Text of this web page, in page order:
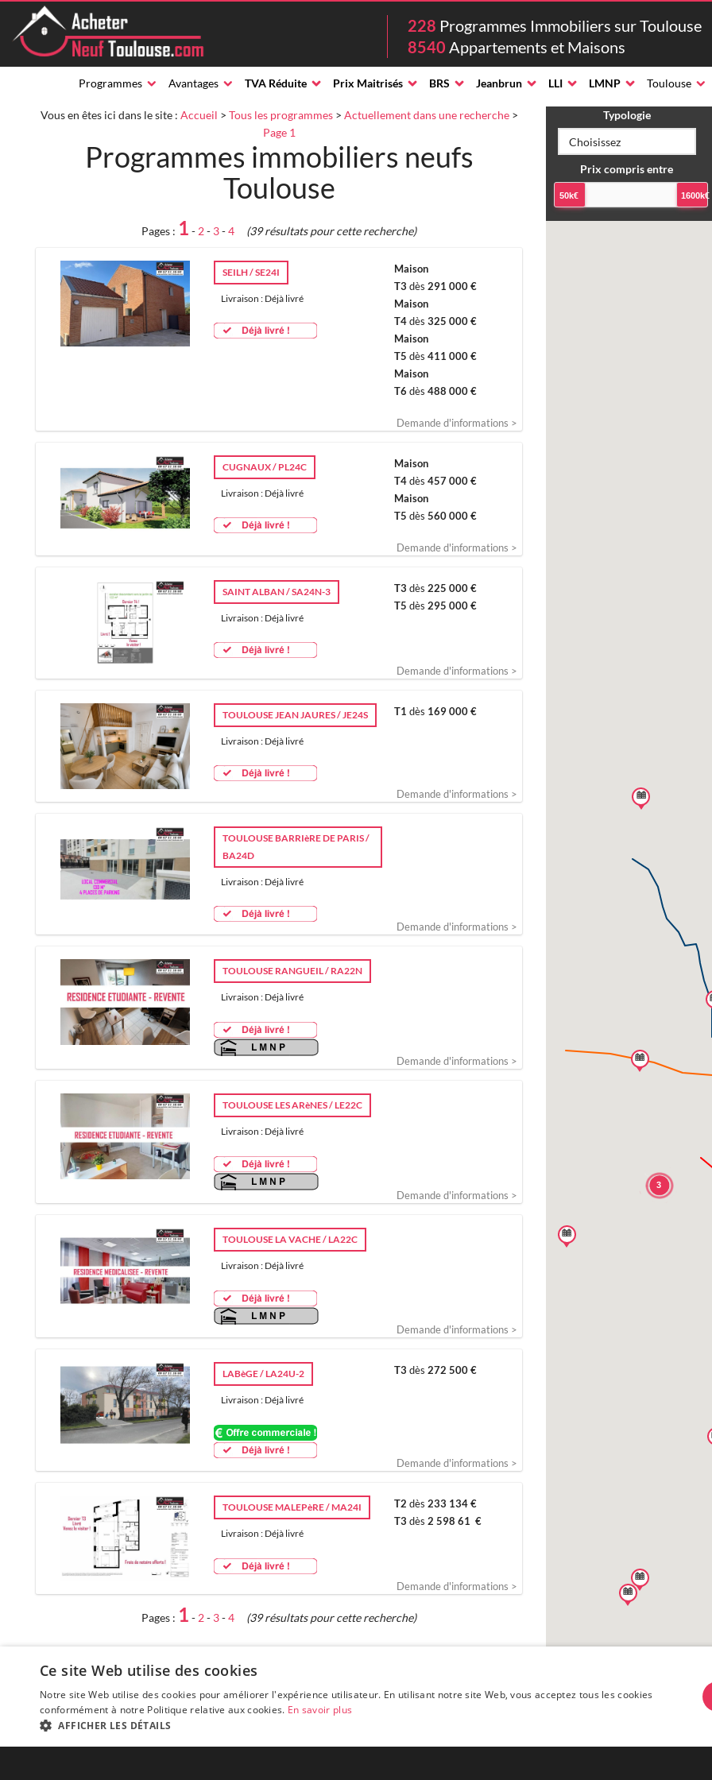
228 Programmes Immobiliers sur Toulouse
8540 Appartements et Maisons
Programmes Avantages TVA Réduite Prix Maitrisés BRS Jeanbrun LLI LMNP Toulouse
Vous en êtes ici dans le site : Accueil > Tous les programmes> Actuellement dans une recherche>
Page 1
Programmes immobiliers neufs
Toulouse
Pages : 1 - 2- 3-4 (39 résultats pour cette recherche)
SEILH / SE24I
Livraison : Déjà livré
Maison
T3 dès 291 000 €
Maison
T4dès 325 000 €
Maison
T5 dès 411 000 €
Maison
T6 dès 488 000 €
Demande d'informations >
CUGNAUX / PL24C
Livraison : Déjà livré
Maison
T4dès 457 000 €
Maison
T5 dès 560 000 €
Demande d'informations >
SAINT ALBAN / SA24N-3
Livraison : Déjà livré
T3 dès 225 000 €
T5 dès 295 000 €
Demande d'informations >
TOULOUSE JEAN JAURES / JE24S
Livraison : Déjà livré
T1 dès 169 000 €
Demande d'informations >
TOULOUSE BARRIèRE DE PARIS /
BA24D
Livraison : Déjà livré
Demande d'informations >
TOULOUSE RANGUEIL / RA22N
Livraison : Déjà livré
Demande d'informations >
TOULOUSE LES ARèNES / LE22C
Livraison : Déjà livré
Demande d'informations >
TOULOUSE LA VACHE / LA22C
Livraison : Déjà livré
Demande d'informations >
LABèGE / LA24U-2
Livraison : Déjà livré
T3 dès 272 500 €
Demande d'informations >
TOULOUSE MALEPèRE / MA24I
Livraison : Déjà livré
T2 dès 233 134 €
T3 dès 2 598 61 €
Demande d'informations >
Pages : 1 - 2- 3-4 (39 résultats pour cette recherche)
Typologie
Prix compris entre
50k€ 1600k€
3
Ce site Web utilise des cookies
Notre site Web utilise des cookies pour améliorer l'expérience utilisateur. En utilisant notre site Web, vous acceptez tous les cookies
conformément à notre Politique relative aux cookies. En savoir plus
AFFICHER LES DÉTAILS